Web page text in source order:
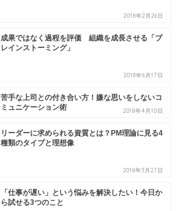
2018年2月26日
成果ではなく過程を評価 組織を成長させる「ブ
レインストーミング」
2018年6月17日
苦手な上司との付き合い方！嫌な思いをしないコ
ミュニケーション術
2018年4月10日
リーダーに求められる資質とは？PM理論に見る4
種類のタイプと理想像
2018年3月27日
「仕事が遅い」という悩みを解決したい！今日か
ら試せる3つのこと